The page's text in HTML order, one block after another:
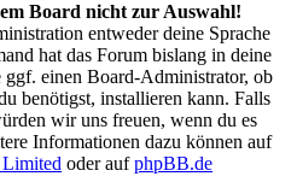
Board nicht zur Auswahl!
entweder deine Sprache
hat das Forum bislang in deine
ggf. einen Board-Administrator, ob
benötigst, installieren kann. Falls
wir uns freuen, wenn du es
Informationen dazu können auf
oder aufphpBB.de